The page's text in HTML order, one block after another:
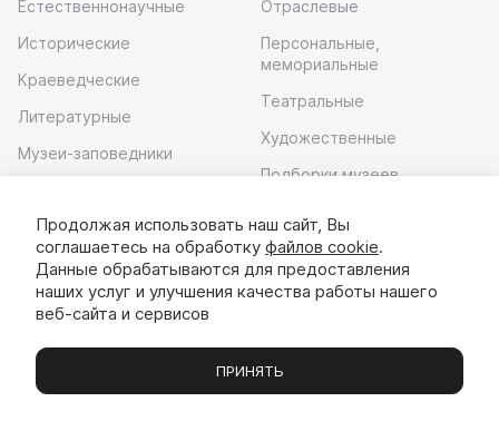
Естественнонаучные
Исторические
Краеведческие
Литературные
Музеи-заповедники
Отраслевые
Персональные,
мемориальные
Театральные
Художественные
Подборки музеев
Скачать приложение
Музеи Выставки Экскурсии Чаты Вы
Продолжая использовать наш сайт, Вы
соглашаетесь на обработку файлов cookie.
Данные обрабатываются для предоставления
наших услуг и улучшения качества работы нашего
веб-сайта и сервисов
ПРИНЯТЬ